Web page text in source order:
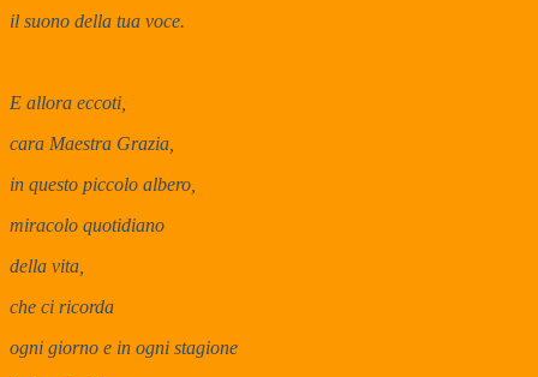
il suono della tua voce.
E allora eccoti,
cara Maestra Grazia,
in questo piccolo albero,
miracolo quotidiano
della vita,
che ci ricorda
ogni giorno e in ogni stagione